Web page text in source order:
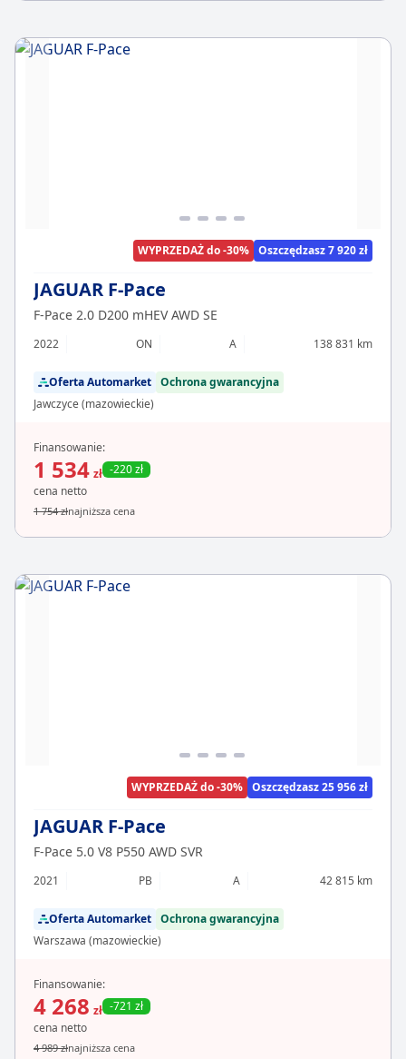
WYPRZEDAŻ do -30% Oszczędzasz 7 920 zł
JAGUAR F-Pace
F-Pace 2.0 D200 mHEV AWD SE
2022 ON A 138 831 km
Oferta Automarket Ochrona gwarancyjna
Jawczyce (mazowieckie)
Finansowanie:
1 534 zł -220 zł
cena netto
1 754 złnajniższa cena
WYPRZEDAŻ do -30% Oszczędzasz 25 956 zł
JAGUAR F-Pace
F-Pace 5.0 V8 P550 AWD SVR
2021 PB A 42 815 km
Oferta Automarket Ochrona gwarancyjna
Warszawa (mazowieckie)
Finansowanie:
4 268 zł -721 zł
cena netto
4 989 złnajniższa cena